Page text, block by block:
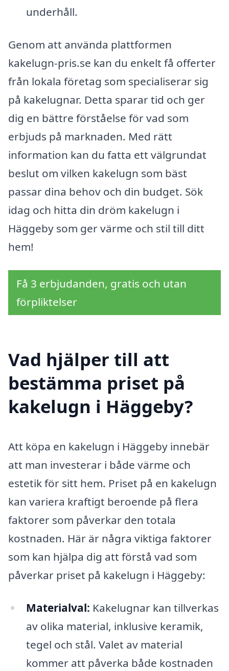
underhåll.
Genom att använda plattformen
kakelugn-pris.se kan du enkelt få offerter
från lokala företag som specialiserar sig
på kakelugnar. Detta sparar tid och ger
dig en bättre förståelse för vad som
erbjuds på marknaden. Med rätt
information kan du fatta ett välgrundat
beslut om vilken kakelugn som bäst
passar dina behov och din budget. Sök
idag och hitta din dröm kakelugn i
Häggeby som ger värme och stil till ditt
hem!
Få 3 erbjudanden, gratis och utan
förpliktelser
Vad hjälper till att
bestämma priset på
kakelugn i Häggeby?
Att köpa en kakelugn i Häggeby innebär
att man investerar i både värme och
estetik för sitt hem. Priset på en kakelugn
kan variera kraftigt beroende på flera
faktorer som påverkar den totala
kostnaden. Här är några viktiga faktorer
som kan hjälpa dig att förstå vad som
påverkar priset på kakelugn i Häggeby:
Materialval: Kakelugnar kan tillverkas
av olika material, inklusive keramik,
tegel och stål. Valet av material
kommer att påverka både kostnaden